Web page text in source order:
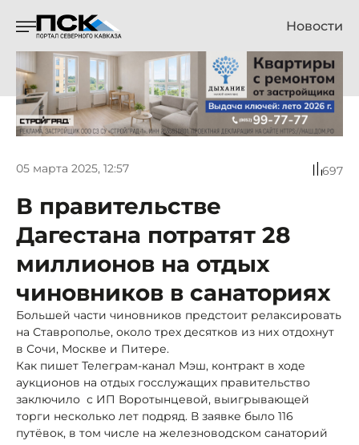
Новости
05 марта 2025, 12:57 697
В правительстве
Дагестана потратят 28
миллионов на отдых
чиновников в санаториях
Большей части чиновников предстоит релаксировать
на Ставрополье, около трех десятков из них отдохнут
в Сочи, Москве и Питере.
Как пишет Телеграм-канал Мэш, контракт в ходе
аукционов на отдых госслужащих правительство
заключило с ИП Воротынцевой, выигрывающей
торги несколько лет подряд. В заявке было 116
путёвок, в том числе на железноводском санаторий